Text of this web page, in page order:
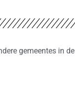
gemeentes in de